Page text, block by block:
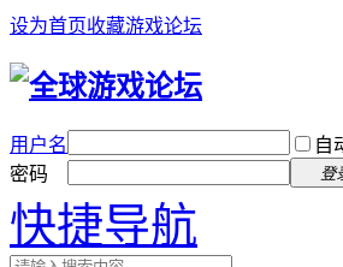
设为首页收藏游戏论坛
用户名 自
密码
登
快捷导航